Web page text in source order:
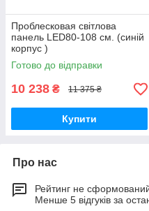
Проблесковая світлова
панель LED80-108 см. (синій
корпус )
Готово до відправки
10 238 ₴ 11 375 ₴
Купити
Про нас
Рейтинг не
Менше 5 відгуків за